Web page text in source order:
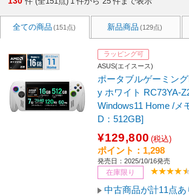
全ての商品 (151点) 新品商品 (129点)
ラッピング可
ASUS(エイスース)
ポータブルゲーミン
y ホワイト RC73YA-
Windows11 Home /メ
D：512GB]
¥129,800 (税込)
ポイント：1,298
発売日：2025/10/16発売
在庫限り
中古商品が計11点あ